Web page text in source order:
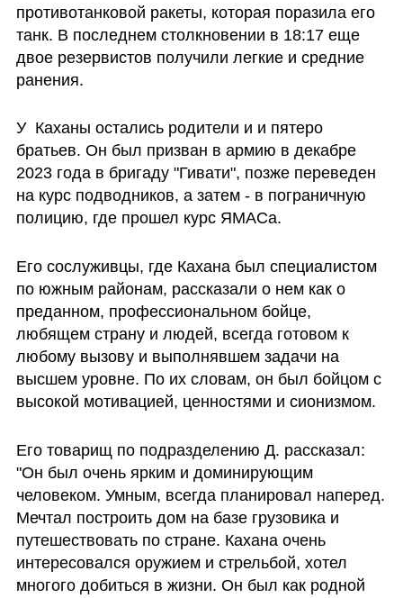
противотанковой ракеты, которая поразила его
танк. В последнем столкновении в 18:17 еще
двое резервистов получили легкие и средние
ранения.
У  Каханы остались родители и и пятеро
братьев. Он был призван в армию в декабре
2023 года в бригаду "Гивати", позже переведен
на курс подводников, а затем - в пограничную
полицию, где прошел курс ЯМАСа.
Его сослуживцы, где Кахана был специалистом
по южным районам, рассказали о нем как о
преданном, профессиональном бойце,
любящем страну и людей, всегда готовом к
любому вызову и выполнявшем задачи на
высшем уровне. По их словам, он был бойцом с
высокой мотивацией, ценностями и сионизмом.
Его товарищ по подразделению Д. рассказал:
"Он был очень ярким и доминирующим
человеком. Умным, всегда планировал наперед.
Мечтал построить дом на базе грузовика и
путешествовать по стране. Кахана очень
интересовался оружием и стрельбой, хотел
многого добиться в жизни. Он был как родной